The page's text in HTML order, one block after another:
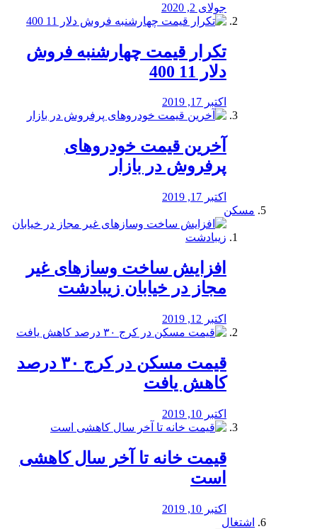
جولای 2, 2020
تکرار قیمت چهارشنبه فروش
دلار 11 400
اکتبر 17, 2019
آخرین قیمت خودرو‌های
پرفروش در بازار
اکتبر 17, 2019
مسکن
افزایش ساخت وسازهای غیر
مجاز در خیابان زیبادشت
اکتبر 12, 2019
️قیمت مسکن در کرج ۳۰ درصد
کاهش یافت
اکتبر 10, 2019
قیمت خانه تا آخر سال کاهشی
است
اکتبر 10, 2019
اشتغال